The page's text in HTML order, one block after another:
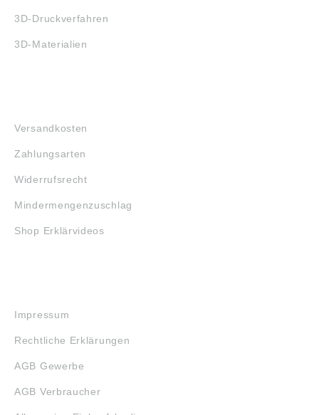
3D-Druckverfahren
3D-Materialien
Versandkosten
Zahlungsarten
Widerrufsrecht
Mindermengenzuschlag
Shop Erklärvideos
Impressum
Rechtliche Erklärungen
AGB Gewerbe
AGB Verbraucher